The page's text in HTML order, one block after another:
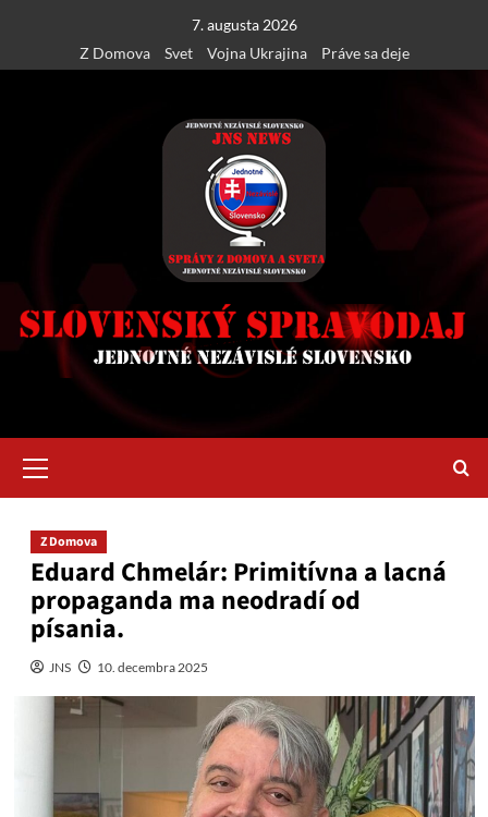
content
7. augusta 2026
Z Domova
Svet Vojna Ukrajina Práve sa deje
Menu
Z Domova
Eduard Chmelár: Primitívna a lacná
propaganda ma neodradí od
písania.
JNS 10. decembra 2025